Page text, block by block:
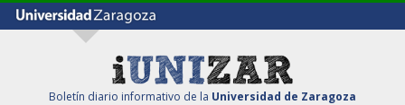
Boletín diario informativo de la Universidad de Zaragoza